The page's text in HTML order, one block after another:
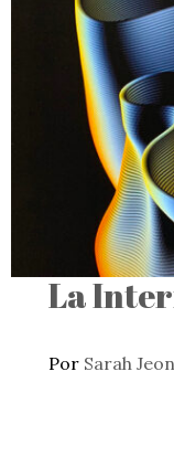
La
Por Sarah